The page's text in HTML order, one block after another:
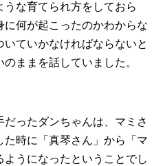
な育てられ方をしておら
何が起こったのかわからな
ていかなければならないと
ままを話していました。
ったダンちゃんは、マミさ
時に「真琴さん」から「マ
ようになったということでし